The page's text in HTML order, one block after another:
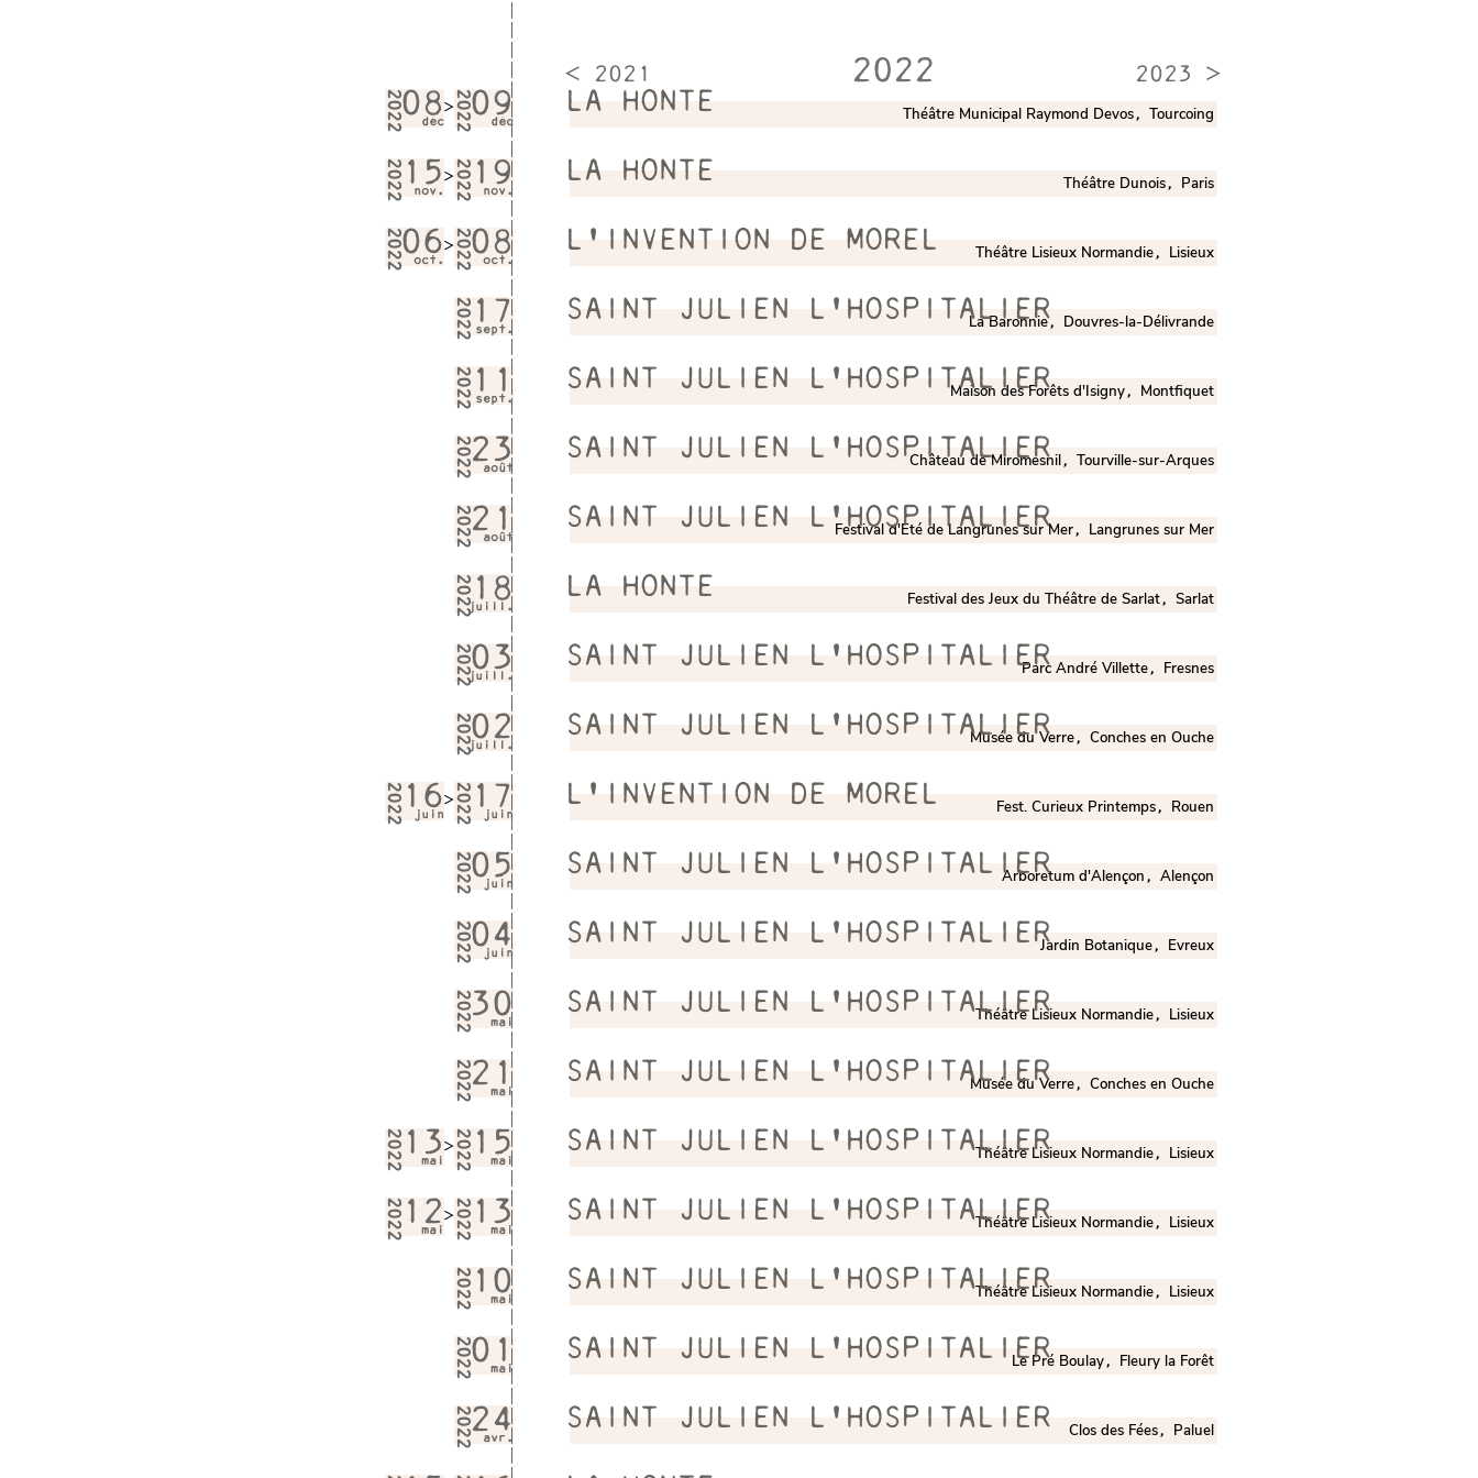
< 2021 2022 2023 >
202208
déc
>202209
déc
LA HONTE Théâtre Municipal Raymond Devos, Tourcoing
202215
nov.
>202219
nov.
LA HONTE Théâtre Dunois, Paris
202206
oct.
>202208
oct.
L'INVENTION DE MOREL Théâtre Lisieux Normandie, Lisieux
202217
sept.
SAINT JULIEN L'HOSPITALIER
La Baronnie, Douvres-la-Délivrande
202211
sept.
SAINT JULIEN L'HOSPITALIER
Maison des Forêts d'Isigny, Montfiquet
202223
août
SAINT JULIEN L'HOSPITALIER
Château de Miromesnil, Tourville-sur-Arques
202221
août
SAINT JULIEN L'HOSPITALIER
Festival d'Eté de Langrunes sur Mer, Langrunes sur Mer
202218
juill.
LA HONTE Festival des Jeux du Théâtre de Sarlat, Sarlat
202203
juill.
SAINT JULIEN L'HOSPITALIERParc André Villette, Fresnes
202202
juill.
SAINT JULIEN L'HOSPITALIER
Musée du Verre, Conches en Ouche
202216
juin
>202217
juin
L'INVENTION DE MOREL Fest. Curieux Printemps, Rouen
202205
juin
SAINT JULIEN L'HOSPITALIERArboretum d'Alençon , Alençon
202204
juin
SAINT JULIEN L'HOSPITALIERJardin Botanique, Evreux
202230
mai
SAINT JULIEN L'HOSPITALIERThéâtre Lisieux Normandie, Lisieux
202221
mai
SAINT JULIEN L'HOSPITALIER
Musée du Verre, Conches en Ouche
202213
mai
>202215
mai
SAINT JULIEN L'HOSPITALIERThéâtre Lisieux Normandie, Lisieux
202212
mai
>202213
mai
SAINT JULIEN L'HOSPITALIERThéâtre Lisieux Normandie, Lisieux
202210
mai
SAINT JULIEN L'HOSPITALIERThéâtre Lisieux Normandie, Lisieux
202201
mai
SAINT JULIEN L'HOSPITALIERLe Pré Boulay, Fleury la Forêt
202224
avr.
SAINT JULIEN L'HOSPITALIER Clos des Fées, Paluel